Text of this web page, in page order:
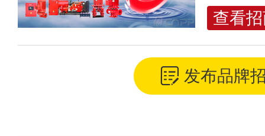
查看
发布品牌
预算参考：￥
成峰